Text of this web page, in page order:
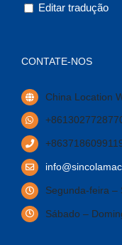
Editar tradução
CONTATE-NOS
China Location
Segunda-feira –
Sábado –